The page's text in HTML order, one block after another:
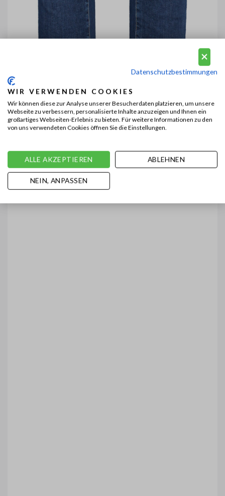
Datenschutzbestimmungen
WIR VERWENDEN COOKIES
Wir können diese zur Analyse unserer Besucherdaten platzieren, um unsere
Webseite zu verbessern, personalisierte Inhalte anzuzeigen und Ihnen ein
großartiges Webseiten-Erlebnis zu bieten. Für weitere Informationen zu den
von uns verwendeten Cookies öffnen Sie die Einstellungen.
ALLE AKZEPTIEREN ABLEHNEN
NEIN, ANPASSEN